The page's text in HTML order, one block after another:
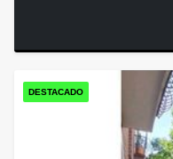
DESTACADO